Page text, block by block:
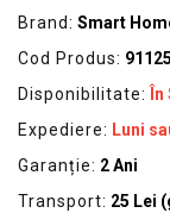
Brand: Smart
Cod Produs: 91125
Disponibilitate:
Expediere: Luni
Garanție: 2 Ani
Transport: 25 Lei